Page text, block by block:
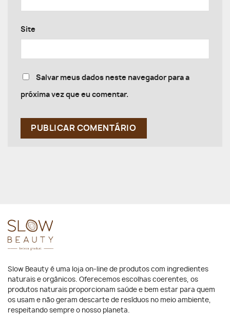
Site
Salvar meus dados neste navegador para a
próxima vez que eu comentar.
Slow Beauty é uma loja on-line de produtos com ingredientes
naturais e orgânicos. Oferecemos escolhas coerentes, os
produtos naturais proporcionam saúde e bem estar para quem
os usam e não geram descarte de resíduos no meio ambiente,
respeitando sempre o nosso planeta.